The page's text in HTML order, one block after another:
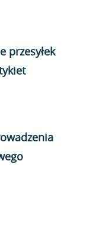
przesyłek